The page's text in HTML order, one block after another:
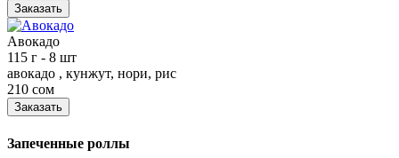
Заказать
Авокадо
115 г - 8 шт
авокадо , кунжут, нори, рис
210 сом
Заказать
Запеченные роллы